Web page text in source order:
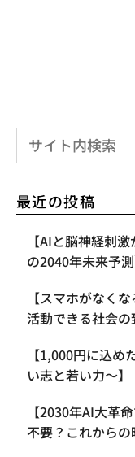
最近の投稿
【AIと脳神経刺
の2040年未来予測
【スマホがなく
活動できる社会の
【1,000円に込
い志と若い力〜】
【2030年AI大革
不要？これからの